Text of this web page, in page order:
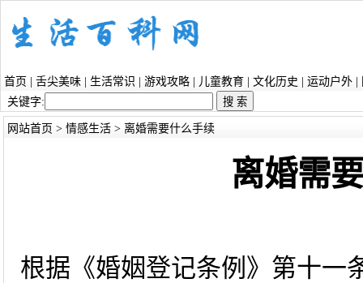
首页 舌尖美味 生活常识 游戏攻略 儿童教育 文化历史 运动户外
关键字:
网站首页 > 情感生活> 离婚需要什么手续
离婚需
根据《婚姻登记条例》第十一